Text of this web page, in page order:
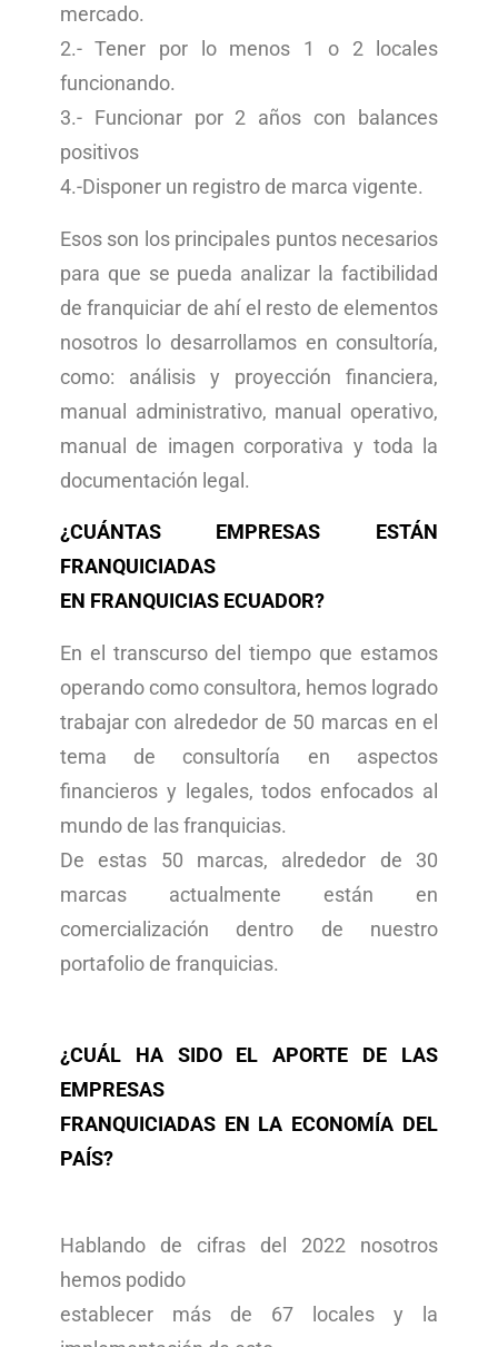
mercado.
2.- Tener por lo menos 1 o 2 locales
funcionando.
3.- Funcionar por 2 años con balances
positivos
4.-Disponer un registro de marca vigente.
Esos son los principales puntos necesarios
para que se pueda analizar la factibilidad
de franquiciar de ahí el resto de elementos
nosotros lo desarrollamos en consultoría,
como: análisis y proyección financiera,
manual administrativo, manual operativo,
manual de imagen corporativa y toda la
documentación legal.
¿CUÁNTAS EMPRESAS ESTÁN
FRANQUICIADAS
EN FRANQUICIAS ECUADOR?
En el transcurso del tiempo que estamos
operando como consultora, hemos logrado
trabajar con alrededor de 50 marcas en el
tema de consultoría en aspectos
financieros y legales, todos enfocados al
mundo de las franquicias.
De estas 50 marcas, alrededor de 30
marcas actualmente están en
comercialización dentro de nuestro
portafolio de franquicias.
¿CUÁL HA SIDO EL APORTE DE LAS
EMPRESAS
FRANQUICIADAS EN LA ECONOMÍA DEL
PAÍS?
Hablando de cifras del 2022 nosotros
hemos podido
establecer más de 67 locales y la